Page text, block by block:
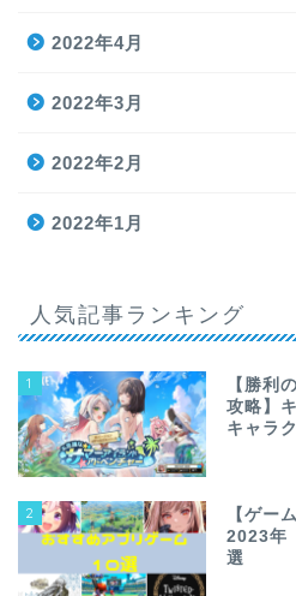
2022年4月
2022年3月
2022年2月
2022年1月
人気記事ランキング
1
【勝利
攻略】
キャラ
2
【ゲー
2023年
選